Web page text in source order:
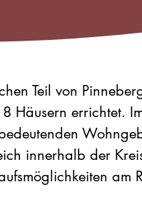
Teil von
Häusern errichtet.
innerhalb der
am